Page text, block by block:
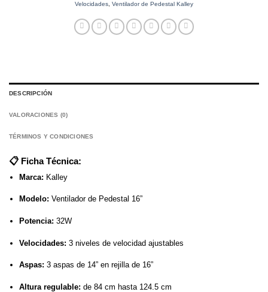
Velocidades, Ventilador de Pedestal Kalley
DESCRIPCIÓN
VALORACIONES (0)
TÉRMINOS Y CONDICIONES
📋 Ficha Técnica:
Marca: Kalley
Modelo: Ventilador de Pedestal 16”
Potencia: 32W
Velocidades: 3 niveles de velocidad ajustables
Aspas: 3 aspas de 14” en rejilla de 16”
Altura regulable: de 84 cm hasta 124.5 cm